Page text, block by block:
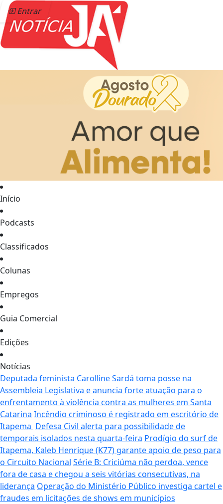
Entrar
Início
Podcasts
Classificados
Colunas
Empregos
Guia Comercial
Edições
Notícias
Deputada feminista Carolline Sardá toma posse na
Assembleia Legislativa e anuncia forte atuação para o
enfrentamento à violência contra as mulheres em Santa
Catarina Incêndio criminoso é registrado em escritório de
Itapema Defesa Civil alerta para possibilidade de
temporais isolados nesta quarta-feira Prodígio do surf de
Itapema, Kaleb Henrique (K77) garante apoio de peso para
o Circuito Nacional Série B: Criciúma não perdoa, vence
fora de casa e chegou a seis vitórias consecutivas, na
liderança Operação do Ministério Público investiga cartel e
fraudes em licitações de shows em municípios